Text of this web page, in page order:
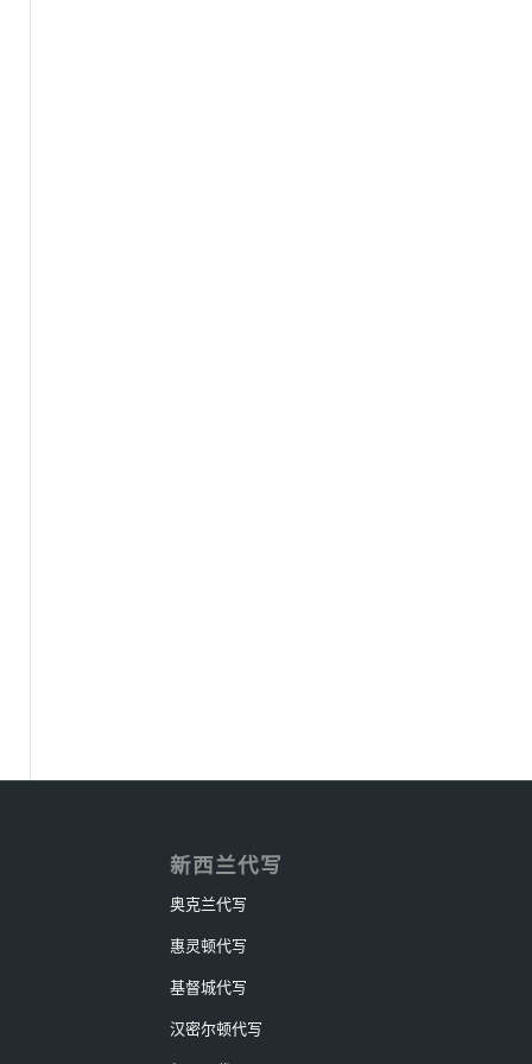
新西兰代写
奥克兰代写
惠灵顿代写
基督城代写
汉密尔顿代写